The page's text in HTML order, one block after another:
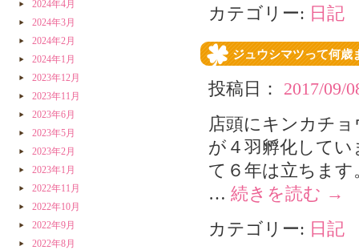
2024年4月
2024年3月
2024年2月
2024年1月
2023年12月
2023年11月
2023年6月
2023年5月
2023年2月
2023年1月
2022年11月
2022年10月
2022年9月
2022年8月
カテゴリー: 日記
ジュウシマツって何歳
投稿日：
2017/09/
店頭にキンカチ
が４羽孵化して
て６年は立ちま
… 続きを読む →
カテゴリー: 日記